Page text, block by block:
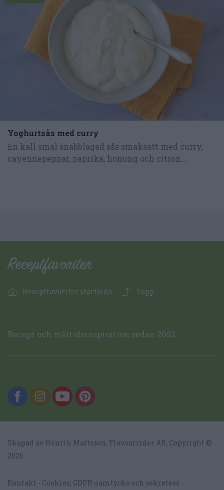
Yoghurtsås med curry
En kall smal snabblagad sås smaksatt med curry,
cayennepeppar, paprika, honung och citron...
Receptfavoriter startsida Topp
Recept och måltidsinspiration sedan 2003.
Skapad av Henrik Mattsson, Flavourrider AB, Copyright ©
2026
Kontakt
Cookies, GDPR-samtycke och sekretess